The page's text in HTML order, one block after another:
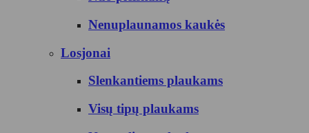
Nenuplaunamos kaukės
Losjonai
Slenkantiems plaukams
Visų tipų plaukams